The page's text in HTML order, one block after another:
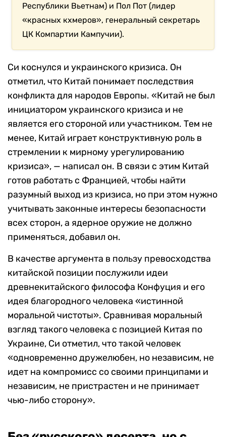
Республики Вьетнам) и Пол Пот (лидер
«красных кхмеров», генеральный секретарь
ЦК Компартии Кампучии).
Си коснулся и украинского кризиса. Он
отметил, что Китай понимает последствия
конфликта для народов Европы. «Китай не был
инициатором украинского кризиса и не
является его стороной или участником. Тем не
менее, Китай играет конструктивную роль в
стремлении к мирному урегулированию
кризиса», — написал он. В связи с этим Китай
готов работать с Францией, чтобы найти
разумный выход из кризиса, но при этом нужно
учитывать законные интересы безопасности
всех сторон, а ядерное оружие не должно
применяться, добавил он.
В качестве аргумента в пользу превосходства
китайской позиции послужили идеи
древнекитайского философа Конфуция и его
идея благородного человека «истинной
моральной чистоты». Сравнивая моральный
взгляд такого человека с позицией Китая по
Украине, Си отметил, что такой человек
«одновременно дружелюбен, но независим, не
идет на компромисс со своими принципами и
независим, не пристрастен и не принимает
чью-либо сторону».